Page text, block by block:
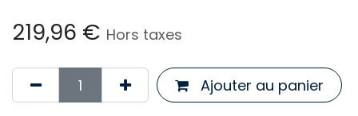
219,96 € Hors taxes
Ajouter au panier